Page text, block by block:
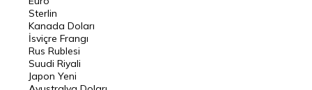
Pound Kuru
Frank Kuru
Riyal Kuru
Avustralya Doları
Sterlin
Kanada Doları
İsviçre Frangı
Rus Rublesi
Suudi Riyali
Japon Yeni